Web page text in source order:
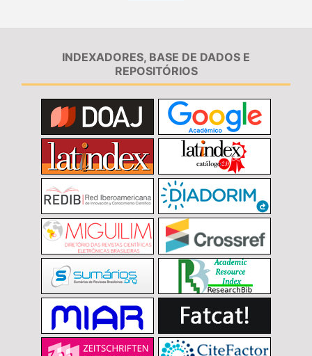
INDEXADORES, BASE DE DADOS E
REPOSITÓRIOS